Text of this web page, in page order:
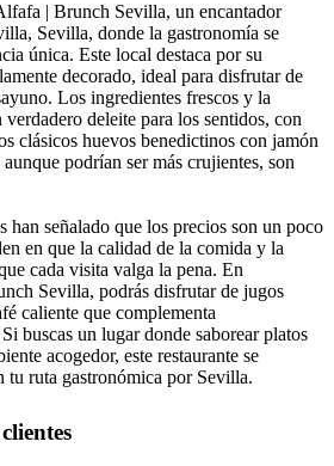
| Brunch Sevilla, un encantador
Sevilla, donde la gastronomía se
única. Este local destaca por su
decorado, ideal para disfrutar de
Los ingredientes frescos y la
deleite para los sentidos, con
clásicos huevos benedictinos con jamón
podrían ser más crujientes, son
han señalado que los precios son un poco
en que la calidad de la comida y la
cada visita valga la pena. En
Sevilla, podrás disfrutar de jugos
caliente que complementa
buscas un lugar donde saborear platos
acogedor, este restaurante se
ruta gastronómica por Sevilla.